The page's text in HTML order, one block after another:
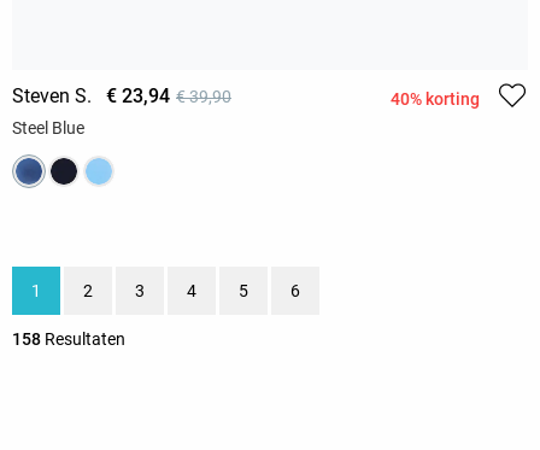
Steven S. € 23,94 € 39,90
40% korting
Steel Blue
158 Resultaten
1 2 3 4 5 6